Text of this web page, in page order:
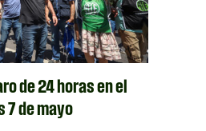
de 24 horas en el
7 de mayo